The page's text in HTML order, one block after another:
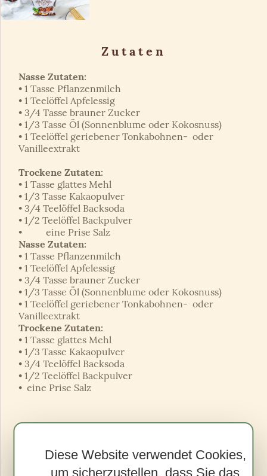
Diese Website verwendet Cookies,
um sicherzustellen, dass Sie das
Zutaten
Nasse Zutaten:
• 1 Tasse Pflanzenmilch
• 1 Teelöffel Apfelessig
• 3/4 Tasse brauner Zucker
• 1/3 Tasse Öl (Sonnenblume oder Kokosnuss)
• 1 Teelöffel geriebener Tonkabohnen- oder
Vanilleextrakt
Trockene Zutaten:
• 1 Tasse glattes Mehl
• 1/3 Tasse Kakaopulver
• 3/4 Teelöffel Backsoda
• 1/2 Teelöffel Backpulver
• eine Prise Salz
Nasse Zutaten:
• 1 Tasse Pflanzenmilch
• 1 Teelöffel Apfelessig
• 3/4 Tasse brauner Zucker
• 1/3 Tasse Öl (Sonnenblume oder Kokosnuss)
• 1 Teelöffel geriebener Tonkabohnen- oder
Vanilleextrakt
Trockene Zutaten:
• 1 Tasse glattes Mehl
• 1/3 Tasse Kakaopulver
• 3/4 Teelöffel Backsoda
• 1/2 Teelöffel Backpulver
• eine Prise Salz
Backofen auf 180 Grad vorheizen.